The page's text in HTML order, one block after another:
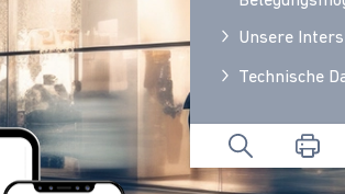
Unsere
Technische